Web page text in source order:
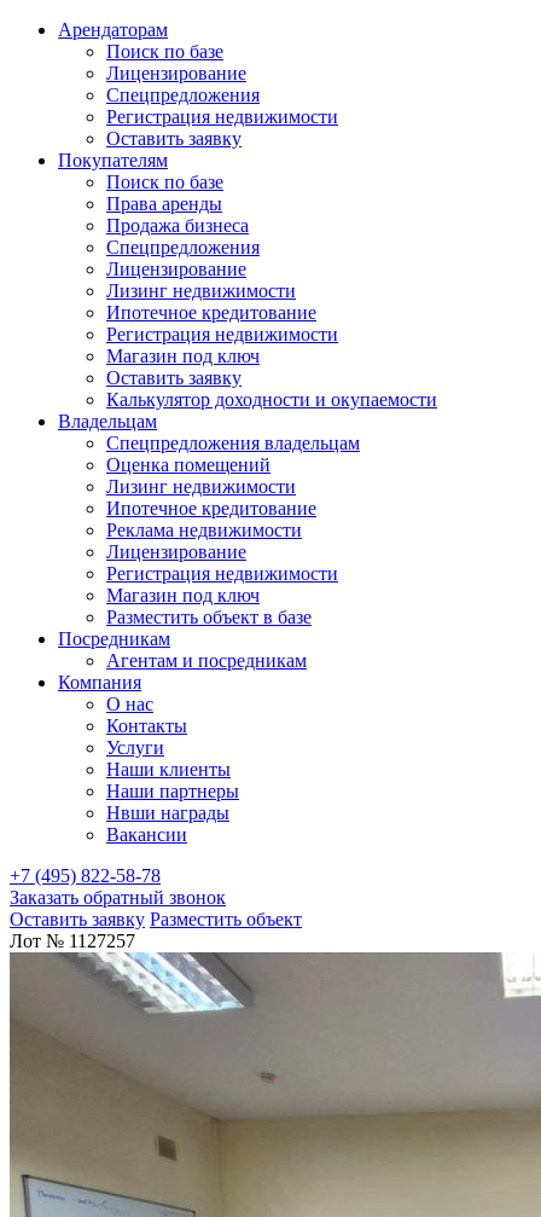
Арендаторам
Поиск по базе
Лицензирование
Спецпредложения
Регистрация недвижимости
Оставить заявку
Покупателям
Поиск по базе
Права аренды
Продажа бизнеса
Спецпредложения
Лицензирование
Лизинг недвижимости
Ипотечное кредитование
Регистрация недвижимости
Магазин под ключ
Оставить заявку
Калькулятор доходности и окупаемости
Владельцам
Спецпредложения владельцам
Оценка помещений
Лизинг недвижимости
Ипотечное кредитование
Реклама недвижимости
Лицензирование
Регистрация недвижимости
Магазин под ключ
Разместить объект в базе
Посредникам
Агентам и посредникам
Компания
О нас
Контакты
Услуги
Наши клиенты
Наши партнеры
Нвши награды
Вакансии
+7 (495) 822-58-78
Заказать обратный звонок
Оставить заявку Разместить объект
Лот № 1127257